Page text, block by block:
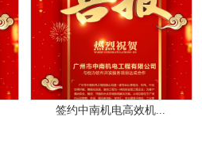
签约中南机电高效机...